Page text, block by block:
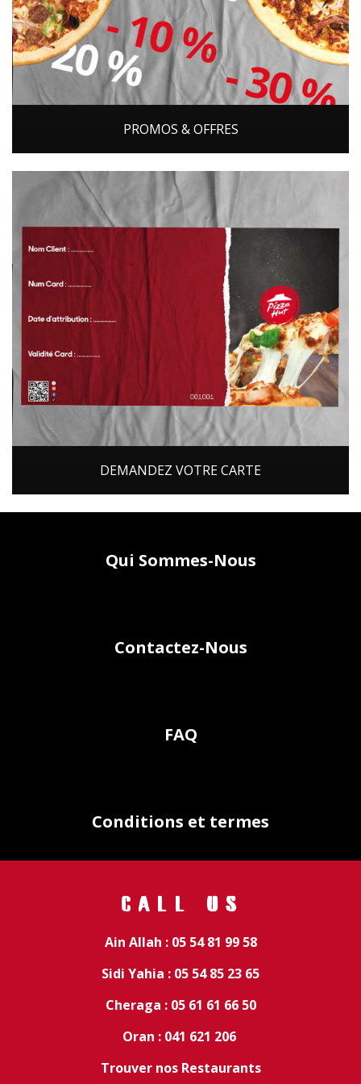
PROMOS & OFFRES
DEMANDEZ VOTRE CARTE
Qui Sommes-Nous
Contactez-Nous
FAQ
Conditions et termes
CALL US
Ain Allah : 05 54 81 99 58
Sidi Yahia : 05 54 85 23 65
Cheraga : 05 61 61 66 50
Oran : 041 621 206
Trouver nos Restaurants